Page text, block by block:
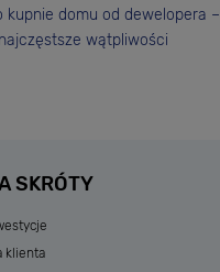
kupnie domu od dewelopera –
wątpliwości
SKRÓTY
klienta